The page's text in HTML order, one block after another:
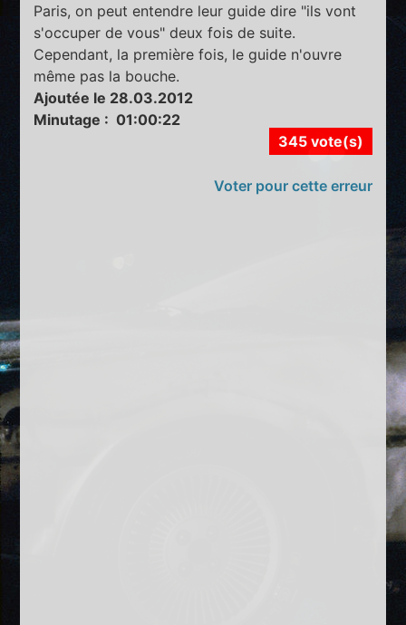
Paris, on peut entendre leur guide dire "ils vont
s'occuper de vous" deux fois de suite.
Cependant, la première fois, le guide n'ouvre
même pas la bouche.
Ajoutée le 28.03.2012
Minutage : 01:00:22
345 vote(s)
Voter pour cette erreur